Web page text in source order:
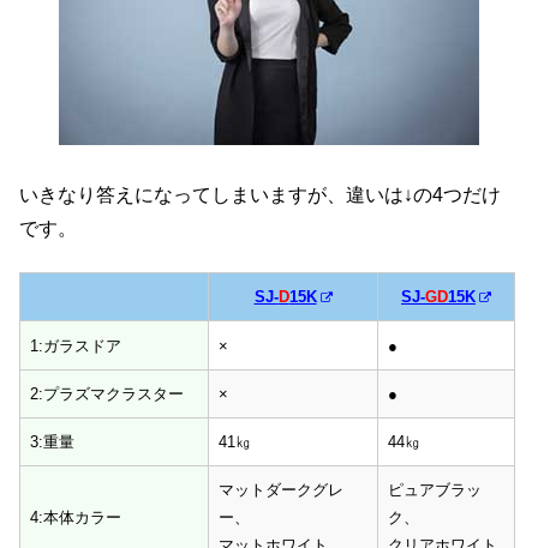
いきなり答えになってしまいますが、違いは↓の4つだけ
です。
SJ-D15K SJ-GD15K
1:ガラスドア × ●
2:プラズマクラスター × ●
3:重量 41㎏ 44㎏
4:本体カラー
マットダークグレ
ー、
ピュアブラッ
ク、